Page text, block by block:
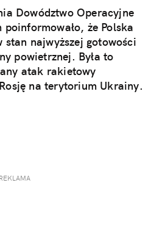
Dowództwo Operacyjne
poinformowało, że Polska
stan najwyższej gotowości
powietrznej. Była to
atak rakietowy
na terytorium Ukrainy.
REKLAMA